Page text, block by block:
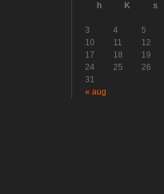
h
K s
3
4 5
10
11 12
17
18 19
24
25 26
31
« aug